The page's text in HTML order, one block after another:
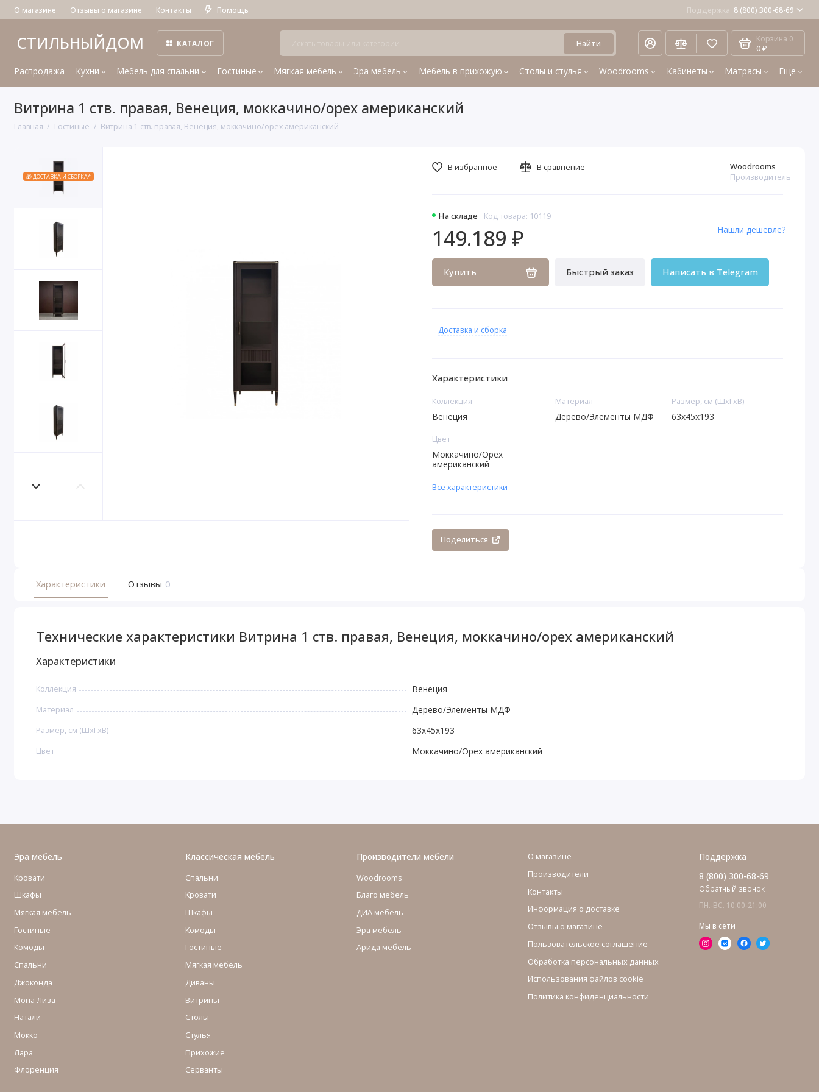
О магазине Отзывы о магазине Контакты Помощь Поддержка 8 (800) 300-68-69
СТИЛЬНЫЙДОМ КАТАЛОГ Найти Корзина 0
0 ₽
Распродажа Кухни Мебель для спальни Гостиные Мягкая мебель Эра мебель Мебель в прихожую Столы и стулья Woodrooms Кабинеты Матрасы Еще
Витрина 1 ств. правая, Венеция, моккачино/орех американский
Главная Гостиные Витрина 1 ств. правая, Венеция, моккачино/орех американский
🎁 ДОСТАВКА И СБОРКА*
На складе Код товара: 10119
Woodrooms
Производитель
149.189 ₽
Купить Быстрый заказ Написать в Telegram
Нашли дешевле?
В избранное В сравнение
Доставка и сборка
Характеристики
Коллекция
Венеция
Материал
Дерево/Элементы МДФ
Размер, см (ШхГхВ)
63x45x193
Цвет
Моккачино/Орех
американский
Все характеристики
Поделиться
Характеристики Отзывы 0
Технические характеристики Витрина 1 ств. правая, Венеция, моккачино/орех американский
Характеристики
Коллекция Венеция
Материал Дерево/Элементы МДФ
Размер, см (ШхГхВ) 63x45x193
Цвет Моккачино/Орех американский
Эра мебель
Кровати
Шкафы
Мягкая мебель
Гостиные
Комоды
Cпальни
Джоконда
Мона Лиза
Натали
Мокко
Лара
Флоренция
Классическая мебель
Спальни
Кровати
Шкафы
Комоды
Гостиные
Мягкая мебель
Диваны
Витрины
Столы
Стулья
Прихожие
Серванты
Производители мебели
Woodrooms
Благо мебель
ДИА мебель
Эра мебель
Арида мебель
О магазине
Производители
Контакты
Информация о доставке
Отзывы о магазине
Пользовательское соглашение
Обработка персональных данных
Использования файлов cookie
Политика конфиденциальности
Поддержка
8 (800) 300-68-69
Обратный звонок
ПН.-ВС. 10:00-21:00
Мы в сети